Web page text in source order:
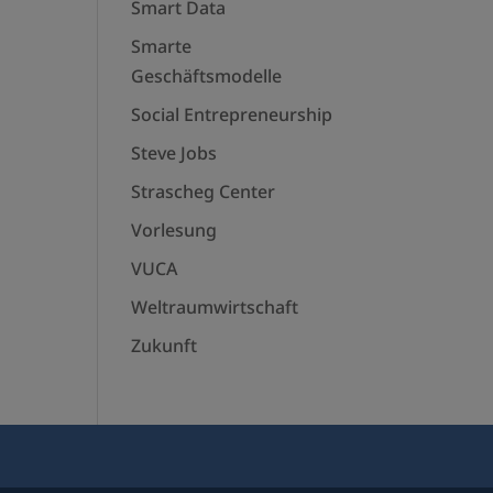
Smart Data
Smarte
Geschäftsmodelle
Social Entrepreneurship
Steve Jobs
Strascheg Center
Vorlesung
VUCA
Weltraumwirtschaft
Zukunft